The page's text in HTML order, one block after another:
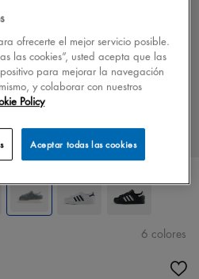
6 colores
ofrecerte el mejor servicio posible.
las cookies”, usted acepta que las
para mejorar la navegación
y colaborar con nuestros
Policy
Aceptar todas las cookies